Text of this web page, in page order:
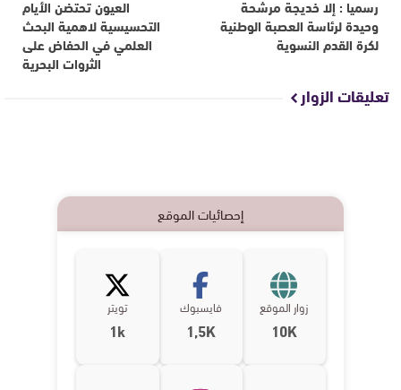
رسميا : إلا خديجة مرشحة
وحيدة لرئاسة العصبة الوطنية
لكرة القدم النسوية
العيون تحتضن الأيام
التحسيسية لاهمية البحث
العلمي في الحفاض على
الثروات البحرية
تعليقات الزوار
إحصائيات الموقع
زوار الموقع
10K
فايسبوك
1,5K
تويتر
1k